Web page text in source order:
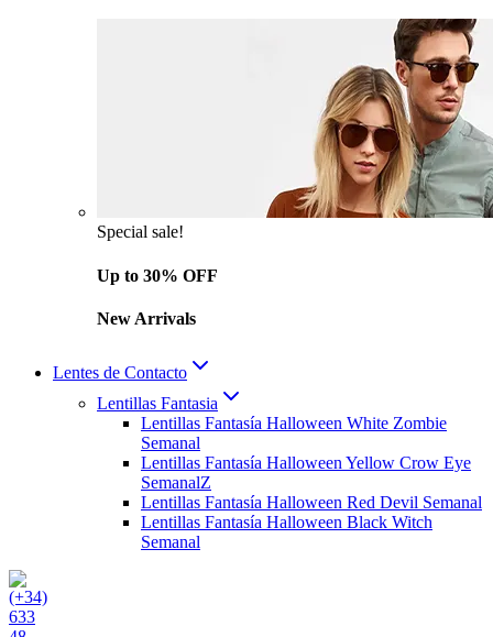
Special sale!
Up to 30% OFF
New Arrivals
Lentes de Contacto
Lentillas Fantasia
Lentillas Fantasía Halloween White Zombie
Semanal
Lentillas Fantasía Halloween Yellow Crow Eye
SemanalZ
Lentillas Fantasía Halloween Red Devil Semanal
Lentillas Fantasía Halloween Black Witch
Semanal